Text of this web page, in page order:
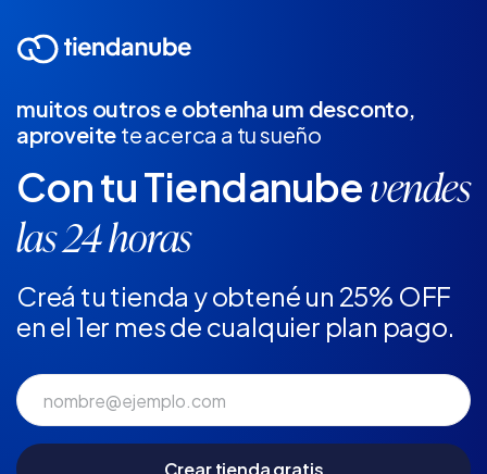
muitos outros e obtenha um desconto,
aproveite te acerca a tu sueño
Con tu Tiendanube vendes
las 24 horas
Creá tu tienda y obtené un 25% OFF
en el 1er mes de cualquier plan pago.